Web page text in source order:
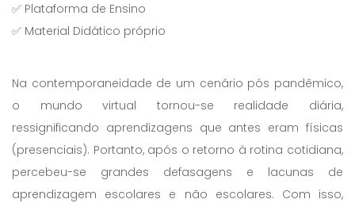
✅ Plataforma de Ensino
✅ Material Didático próprio
Na contemporaneidade de um cenário pós pandêmico,
o mundo virtual tornou-se realidade diária,
ressignificando aprendizagens que antes eram físicas
(presenciais). Portanto, após o retorno à rotina cotidiana,
percebeu-se grandes defasagens e lacunas de
aprendizagem escolares e não escolares. Com isso,